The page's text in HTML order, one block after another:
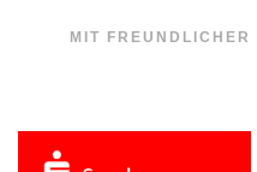
MIT FREUNDLICHER